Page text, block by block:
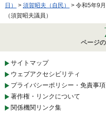
日）
> 須賀昭夫（自民）
> 令和5年9
（須賀昭夫議員）
ページ
サイトマップ
ウェブアクセシビリティ
プライバシーポリシー・免責事項
著作権・リンクについて
関係機関リンク集